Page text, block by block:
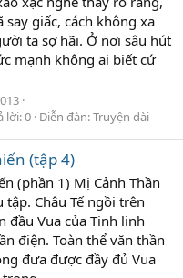
giấc, cách không xa
ta sợ hãi. Ở nơi sâu hút
mạnh không ai biết cứ
lời: 0 Diễn đàn:Truyện dài
(tập 4)
(phần 1) Mị Cảnh Thần
Châu Tế ngồi trên
đầu Vua của Tinh linh
điện. Toàn thể văn thần
đưa được đầy đủ Vua